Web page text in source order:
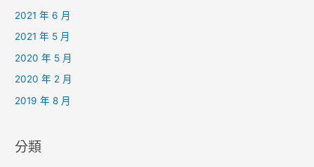
2021 年 6 月
2021 年 5 月
2020 年 5 月
2020 年 2 月
2019 年 8 月
分類